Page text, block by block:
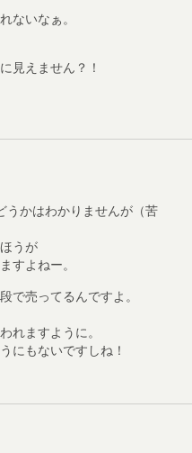
ないなぁ。
えません？！
かはわかりませんが（苦
うが
すよねー。
で売ってるんですよ。
れますように。
にもないですしね！